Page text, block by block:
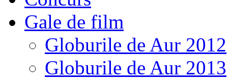
Gale de film
Globurile de Aur 2012
Globurile de Aur 2013